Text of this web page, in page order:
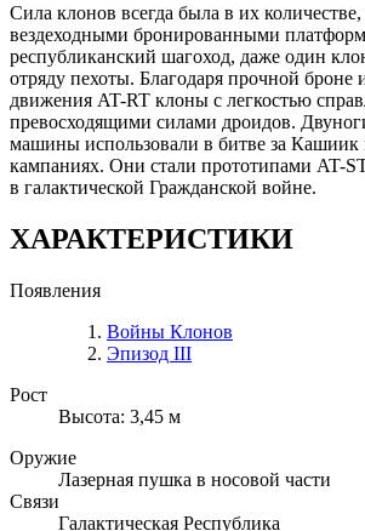
Сила клонов всегда была в их
вездеходными бронированными
республиканский шагоход, даже один
отряду пехоты. Благодаря прочной броне
движения AT-RT клоны с легкостью
превосходящими силами дроидов.
машины использовали в битве за Кашиик
кампаниях. Они стали прототипами AT-
в галактической Гражданской войне.
ХАРАКТЕРИСТИКИ
Появления
Войны Клонов
Эпизод III
Рост
Высота: 3,45 м
Оружие
Лазерная пушка в носовой части
Связи
Галактическая Республика